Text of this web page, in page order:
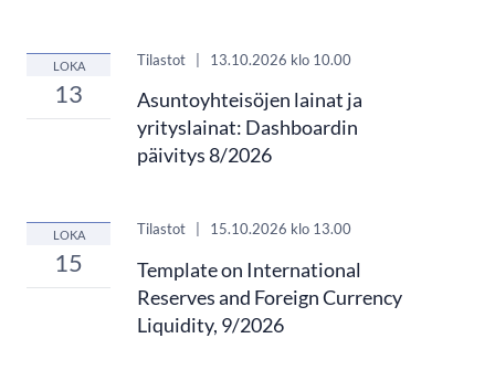
LOKA
13
Tilastot 13.10.2026 klo 10.00
Asuntoyhteisöjen lainat ja
yrityslainat: Dashboardin
päivitys 8/2026
LOKA
15
Tilastot 15.10.2026 klo 13.00
Template on International
Reserves and Foreign Currency
Liquidity, 9/2026